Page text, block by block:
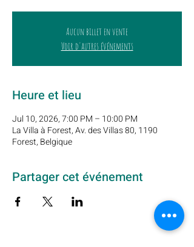
Aucun billet en vente
Voir d'autres événements
Heure et lieu
Jul 10, 2026, 7:00 PM – 10:00 PM
La Villa à Forest, Av. des Villas 80, 1190
Forest, Belgique
Partager cet événement